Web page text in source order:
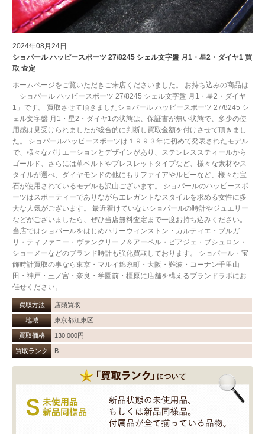
2024年08月24日
ショパール ハッピースポーツ 27/8245 シェル文字盤 月1・星2・ダイヤ1 買
取 査定
ホームページをご覧いただきご来店くださいました。 お持ち込みの商品は
「ショパール ハッピースポーツ 27/8245 シェル文字盤 月1・星2・ダイヤ
1」です。 買取させて頂きましたショパール ハッピースポーツ 27/8245 シ
ェル文字盤 月1・星2・ダイヤ1の状態は、保証書が無い状態で、多少の使
用感は見受けられましたが総合的に判断し買取金額を付けさせて頂きまし
た。 ショパールハッピースポーツは１９９３年に初めて発表されたモデル
で、様々なバリエーションとデザインがあり、ステンレススティールから
ゴールド、さらには革ベルトやブレスレットタイプなど、様々な素材やス
タイルが選べ、ダイヤモンドの他にもサファイアやルビーなど、様々な宝
石が使用されているモデルも沢山ございます。 ショパールのハッピースポ
ーツはスポーティーでありながらエレガントなスタイルを求める女性に多
大な人気がございます。 最近着けていないショパールの時計やジュエリー
などがございましたら、ぜひ当店無料査定まで一度お持ち込みください。
当店ではショパールをはじめハリーウィンストン・カルティエ・ブルガ
リ・ティファニー・ヴァンクリーフ＆アーペル・ピアジェ・ブシュロン・
ショーメーなどのブランド時計も強化買取しております。 ショパール・宝
飾時計買取の事なら東京・マルイ錦糸町・大阪・難波・コーナン千里山
田・神戸・三ノ宮・奈良・学園前・橿原に店舗を構えるブランドラボにお
任せください。
買取方法 店頭買取
地域 東京都江東区
買取価格 130,000円
買取ランク B